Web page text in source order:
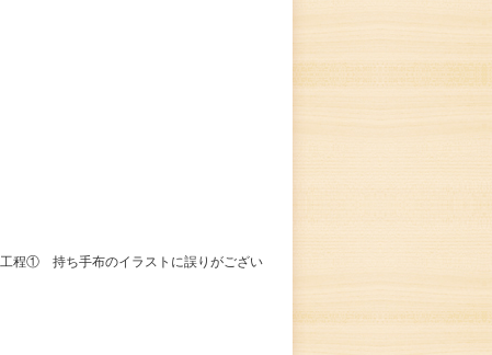
程① 持ち手布のイラストに誤りがござい